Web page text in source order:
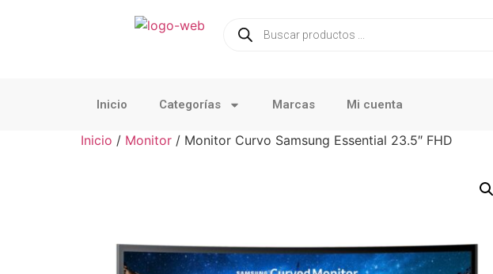
Inicio Categorías Marcas Mi cuenta
Inicio / Monitor / Monitor Curvo Samsung Essential 23.5″ FHD